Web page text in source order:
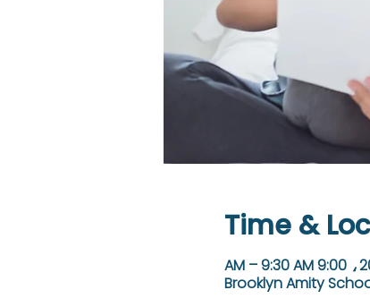
Time &
Brooklyn Amity